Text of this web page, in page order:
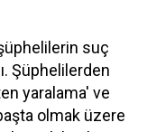
suç
Şüphelilerden
yaralama' ve
olmak üzere